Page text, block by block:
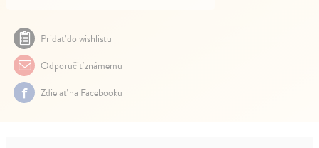
Pridať do wishlistu
Odporučiť známemu
Zdielať na Facebooku